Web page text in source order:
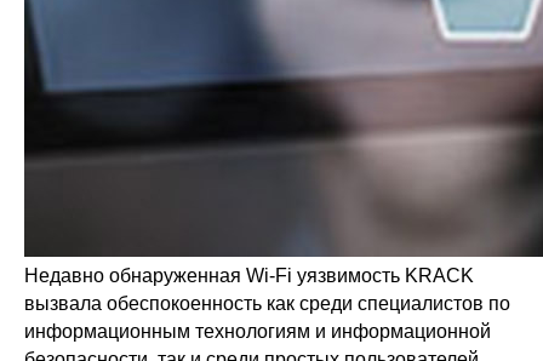
Недавно обнаруженная Wi-Fi уязвимость KRACK
вызвала обеспокоенность как среди специалистов по
информационным технологиям и информационной